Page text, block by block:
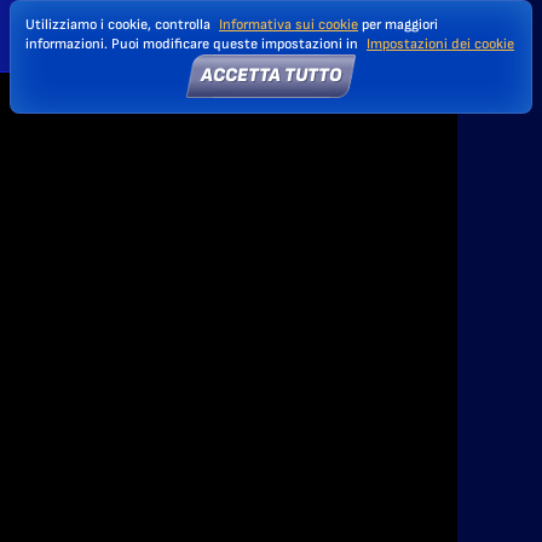
Utilizziamo i cookie, controlla Informativa sui cookie per maggiori
informazioni. Puoi modificare queste impostazioni in Impostazioni dei cookie
ACCETTA TUTTO